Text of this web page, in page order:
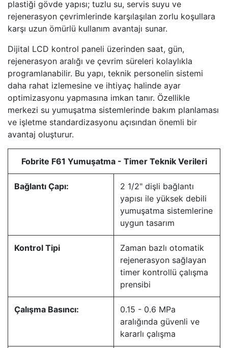
plastiği gövde yapısı; tuzlu su, servis suyu ve
rejenerasyon çevrimlerinde karşılaşılan zorlu koşullara
karşı uzun ömürlü kullanım avantajı sunar.
Dijital LCD kontrol paneli üzerinden saat, gün,
rejenerasyon aralığı ve çevrim süreleri kolaylıkla
programlanabilir. Bu yapı, teknik personelin sistemi
daha rahat izlemesine ve ihtiyaç halinde ayar
optimizasyonu yapmasına imkan tanır. Özellikle
merkezi su yumuşatma sistemlerinde bakım planlaması
ve işletme standardizasyonu açısından önemli bir
avantaj oluşturur.
Fobrite F61 Yumuşatma - Timer Teknik Verileri
Bağlantı Çapı:
2 1/2" dişli bağlantı
yapısı ile yüksek debili
yumuşatma sistemlerine
uygun tasarım
Kontrol Tipi
Zaman bazlı otomatik
rejenerasyon sağlayan
timer kontrollü çalışma
prensibi
Çalışma Basıncı:
0.15 - 0.6 MPa
aralığında güvenli ve
kararlı çalışma